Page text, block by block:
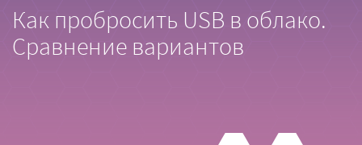
Как пробросить USB в облако.
Сравнение вариантов